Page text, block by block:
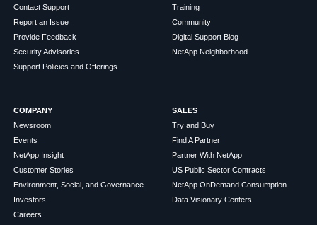
Contact Support
Report an Issue
Provide Feedback
Security Advisories
Support Policies and Offerings
Training
Community
Digital Support Blog
NetApp Neighborhood
COMPANY
Newsroom
Events
NetApp Insight
Customer Stories
Environment, Social, and Governance
Investors
Careers
SALES
Try and Buy
Find A Partner
Partner With NetApp
US Public Sector Contracts
NetApp OnDemand Consumption
Data Visionary Centers